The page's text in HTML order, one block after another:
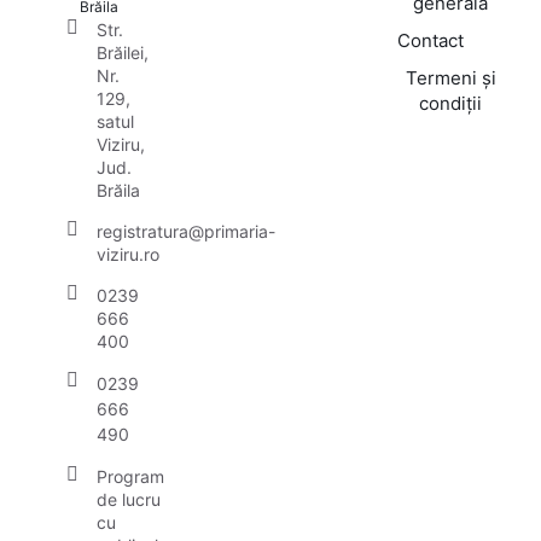
Brăila
Str.
Brăilei,
Nr.
129,
satul
Viziru,
Jud.
Brăila
registratura@primaria-
viziru.ro
0239
666
400
0239
666
490
Program
de lucru
cu
Contact
Termeni și
condiții